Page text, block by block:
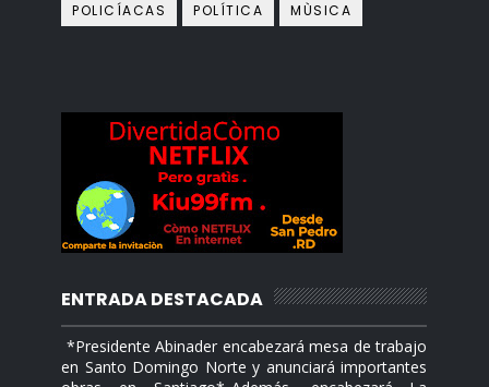
POLICÍACAS
POLÍTICA MÙSICA
ENTRADA DESTACADA
*Presidente Abinader encabezará mesa de trabajo
en Santo Domingo Norte y anunciará importantes